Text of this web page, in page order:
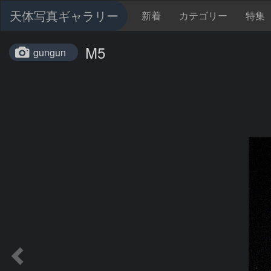
天体写真ギャラリー 新着 カテゴリー 特集
gungun M5